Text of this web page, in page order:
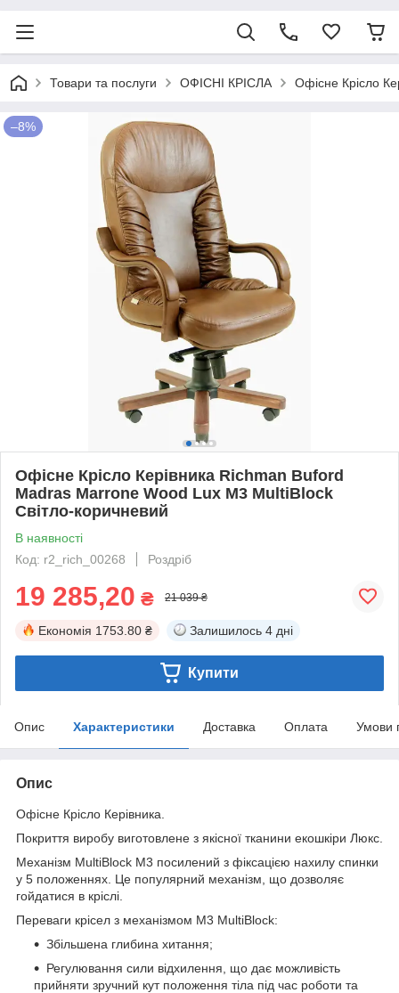
Товари та послуги ОФІСНІ КРІСЛА Офісне Крісло
–8%
Офісне Крісло Керівника Richman Buford
Madras Marrone Wood Lux М3 MultiBlock
Світло-коричневий
В наявності
Код: r2_rich_00268
Роздріб
19 285,20 ₴ 21 039 ₴
Економія 1753.80 ₴ Залишилось 4 дні
Купити
Опис Характеристики Доставка Оплата Умови
Опис
Офісне Крісло Керівника.
Покриття виробу виготовлене з якісної тканини екошкіри Люкс.
Механізм MultiBlock М3 посилений з фіксацією нахилу спинки
у 5 положеннях. Це популярний механізм, що дозволяє
гойдатися в кріслі.
Переваги крісел з механізмом M3 MultiBlock:
Збільшена глибина хитання;
Регулювання сили відхилення, що дає можливість
прийняти зручний кут положення тіла під час роботи та